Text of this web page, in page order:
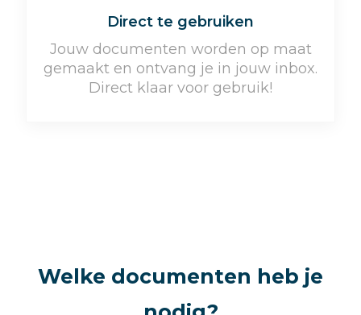
Direct te gebruiken
Jouw documenten worden op maat
gemaakt en ontvang je in jouw inbox.
Direct klaar voor gebruik!
Welke documenten heb je